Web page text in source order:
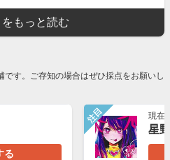
もっと読む
です。ご存知の場合はぜひ採点をお願いし
る
注目 現在
星